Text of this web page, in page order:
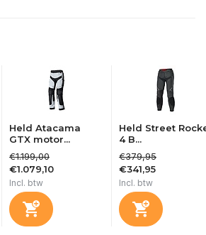
Held Atacama
GTX motor...
€1.199,00
€1.079,10
Incl. btw
Held Street
4 B...
€379,95
€341,95
Incl. btw